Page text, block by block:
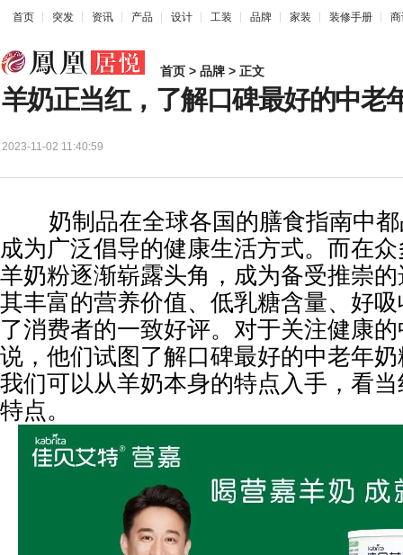
首页 突发 资讯 产品 设计 工装 品牌 家装 装修手册
首页 > 品牌 > 正文
羊奶正当红，了解口碑最好的中老
2023-11-02 11:40:59
奶制品在全球各国的膳食指南中都
成为广泛倡导的健康生活方式。而在
羊奶粉逐渐崭露头角，成为备受推崇
其丰富的营养价值、低乳糖含量、好
了消费者的一致好评。对于关注健康
说，他们试图了解口碑最好的中老年
我们可以从羊奶本身的特点入手，看
特点。